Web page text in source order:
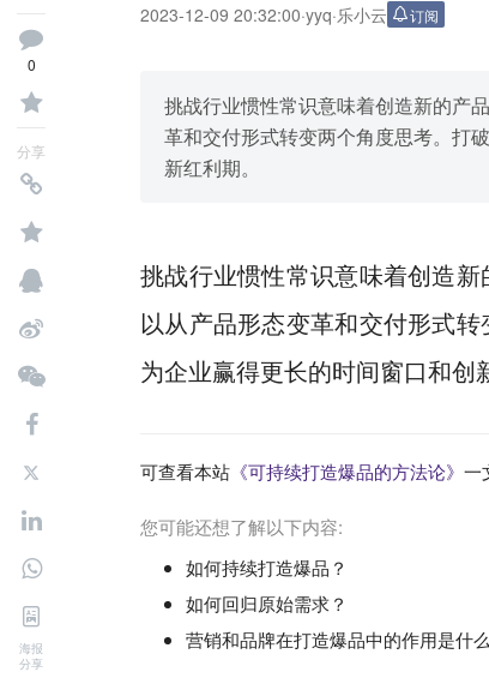
0
分享
海报
分享
2023-12-09 20:32:00·yyq·乐小云 订阅
挑战行业惯性常识意味着创造新的产
革和交付形式转变两个角度思考。打
新红利期。
挑战行业惯性常识意味着创造
以从产品形态变革和交付形式
为企业赢得更长的时间窗口和创
可查看本站 《可持续打造爆品的方法论》 一
您可能还想了解以下内容:
如何持续打造爆品？
如何回归原始需求？
营销和品牌在打造爆品中的作用是什